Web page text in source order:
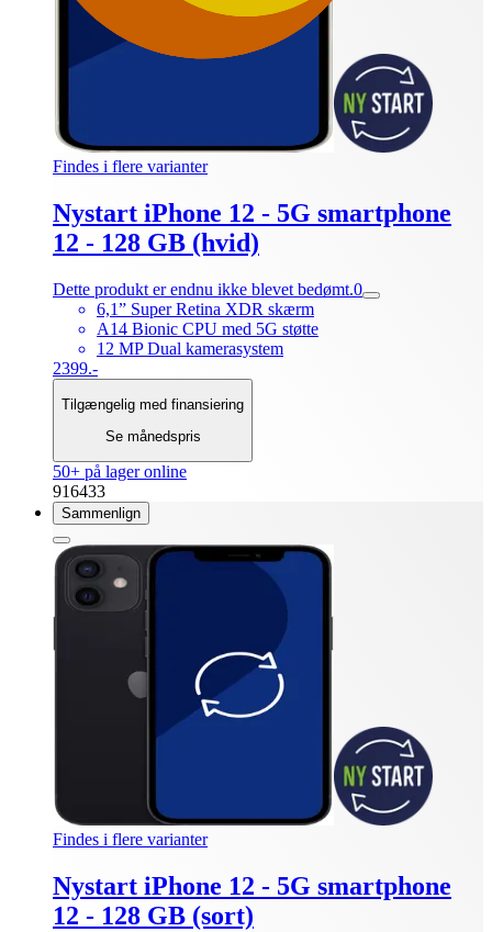
Findes i flere varianter
Nystart iPhone 12 - 5G smartphone
12 - 128 GB (hvid)
Dette produkt er endnu ikke blevet bedømt.0
6,1” Super Retina XDR skærm
A14 Bionic CPU med 5G støtte
12 MP Dual kamerasystem
2399.-
Tilgængelig med finansiering
Se månedspris
50+ på lager online
916433
Sammenlign
Findes i flere varianter
Nystart iPhone 12 - 5G smartphone
12 - 128 GB (sort)